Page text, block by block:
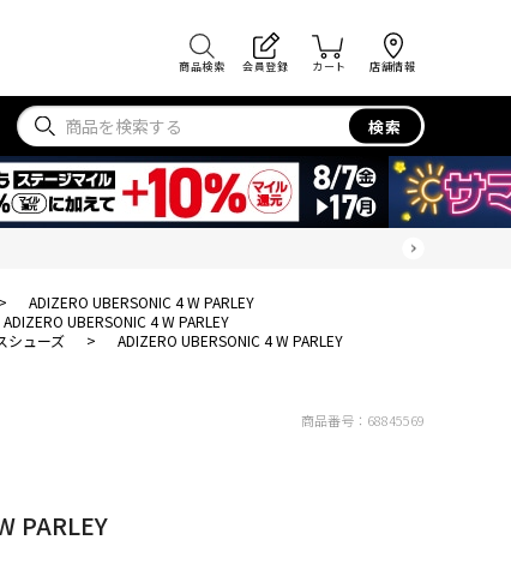
商品検索 会員登録 カート 店舗情報
検索
>
ADIZERO UBERSONIC 4 W PARLEY
ADIZERO UBERSONIC 4 W PARLEY
シューズ > ADIZERO UBERSONIC 4 W PARLEY
PARLEY
商品番号： 68845569